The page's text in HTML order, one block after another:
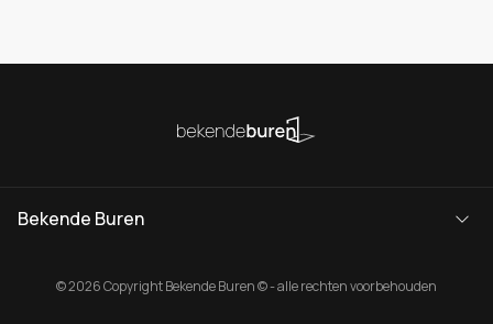
Bekende Buren
© 2026 Copyright Bekende Buren © - alle rechten voorbehouden